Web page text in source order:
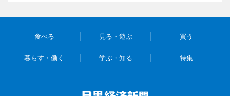
食べる 見る・遊ぶ 買う
暮らす・働く 学ぶ・知る 特集